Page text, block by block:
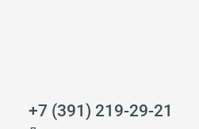
+7 (391) 219-29-21